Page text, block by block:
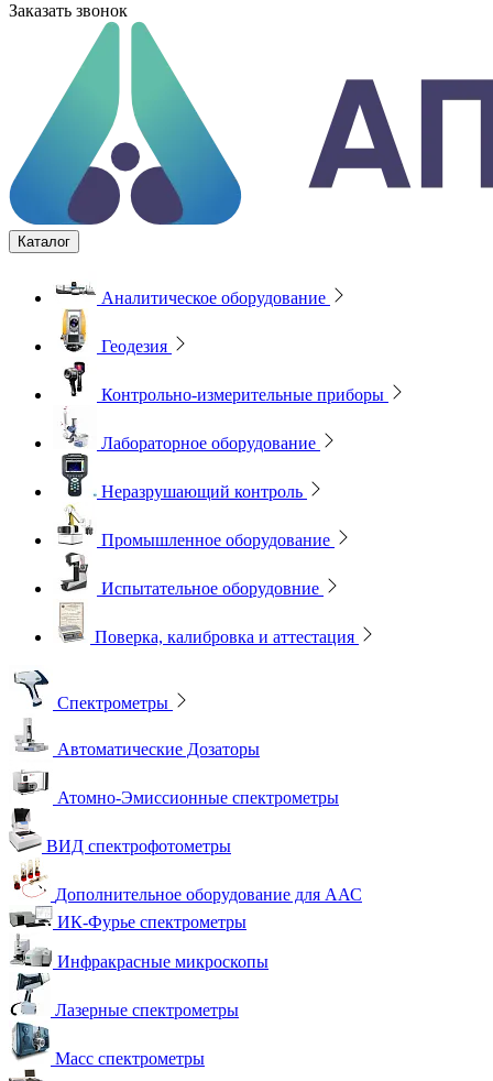
Заказать звонок
Каталог
Аналитическое оборудование
Геодезия
Контрольно-измерительные приборы
Лабораторное оборудование
Неразрушающий контроль
Промышленное оборудование
Испытательное оборудовние
Поверка, калибровка и аттестация
Спектрометры
Автоматические Дозаторы
Атомно-Эмиссионные спектрометры
ВИД спектрофотометры
Дополнительное оборудование для ААС
ИК-Фурье спектрометры
Инфракрасные микроскопы
Лазерные спектрометры
Масс спектрометры